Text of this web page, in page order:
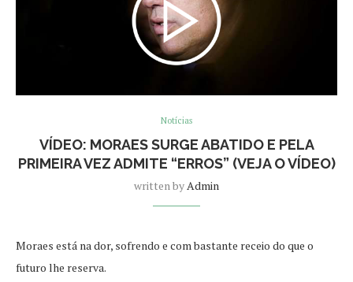
Notícias
VÍDEO: MORAES SURGE ABATIDO E PELA
PRIMEIRA VEZ ADMITE “ERROS” (VEJA O VÍDEO)
written byAdmin
Moraes está na dor, sofrendo e com bastante receio do que o
futuro lhe reserva.